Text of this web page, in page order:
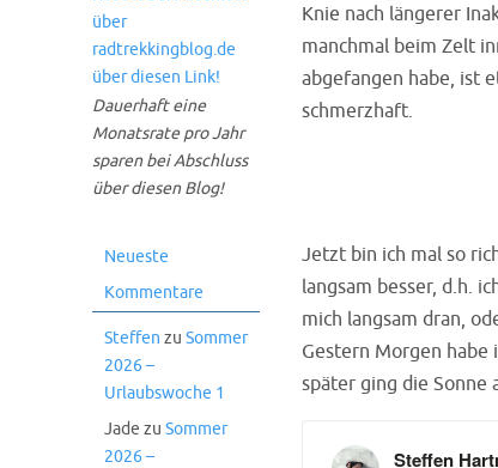
Knie nach längerer
manchmal beim Zelt
abgefangen habe, ist
schmerzhaft.
Jetzt bin ich mal so
langsam besser, d.h.
mich langsam dran,
Gestern Morgen habe
später ging die Sonne
Dauerhaft eine
Monatsrate pro Jahr
sparen bei Abschluss
über diesen Blog!
Neueste
Kommentare
Steffen zu Sommer
2026 –
Urlaubswoche 1
Jade zu Sommer
2026 –